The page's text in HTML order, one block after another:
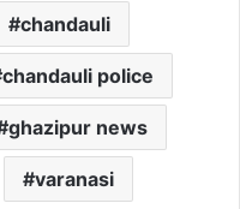
chandauli
chandauli police
ghazipur news
varanasi